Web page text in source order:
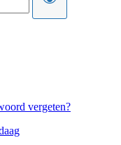
vergeten?